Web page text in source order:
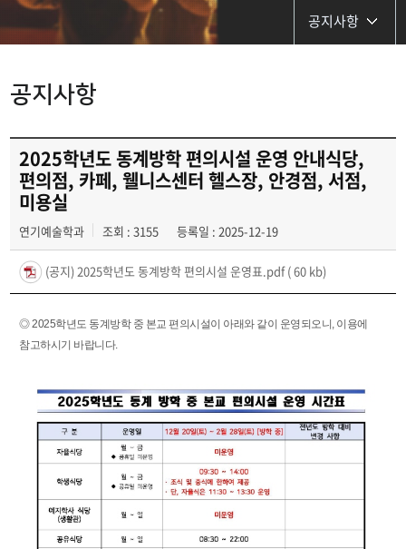
공지사항
공지사항
2025학년도 동계방학 편의시설 운영 안내식당,
편의점, 카페, 웰니스센터 헬스장, 안경점, 서점,
미용실
연기예술학과 조회 : 3155 등록일 : 2025-12-19
(공지) 2025학년도 동계방학 편의시설 운영표.pdf( 60 kb)
◎ 2025학년도 동계방학 중 본교 편의시설이 아래와 같이 운영되오니, 이용에
참고하시기 바랍니다.